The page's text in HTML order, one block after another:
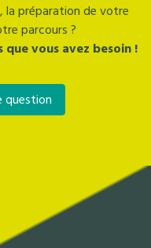
la préparation de votre
parcours ?
vous avez besoin !
question